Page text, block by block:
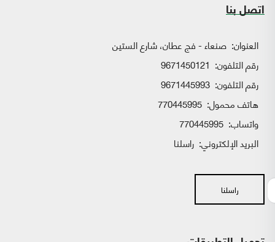
اتصل بنا
العنوان: صنعاء - فج عطان، شارع الستين
رقم التلفون: 9671450121
رقم التلفون: 9671445993
هاتف محمول: 770445995
واتساب:
البريد الإلكتروني: راسلنا
راسلنا